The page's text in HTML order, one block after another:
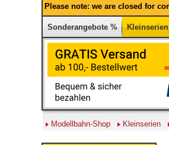
Please note: we are closed for
Sonderangebote % Kleinserien
Modellbahn-Shop Kleinserien